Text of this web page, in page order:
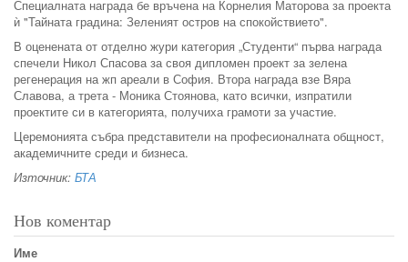
Специалната награда бе връчена на Корнелия Маторова за проекта
ѝ "Тайната градина: Зеленият остров на спокойствието".
В оценената от отделно жури категория „Студенти“ първа награда
спечели Никол Спасова за своя дипломен проект за зелена
регенерация на жп ареали в София. Втора награда взе Вяра
Славова, а трета - Моника Стоянова, като всички, изпратили
проектите си в категорията, получиха грамоти за участие.
Церемонията събра представители на професионалната общност,
академичните среди и бизнеса.
Източник: БТА
Нов коментар
Име